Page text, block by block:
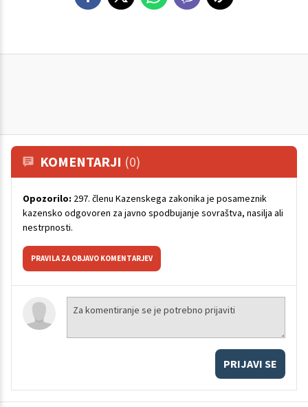
KOMENTARJI (0)
Opozorilo: 297. členu Kazenskega zakonika je posameznik
kazensko odgovoren za javno spodbujanje sovraštva, nasilja ali
nestrpnosti.
PRAVILA ZA OBJAVO KOMENTARJEV
PRIJAVI SE